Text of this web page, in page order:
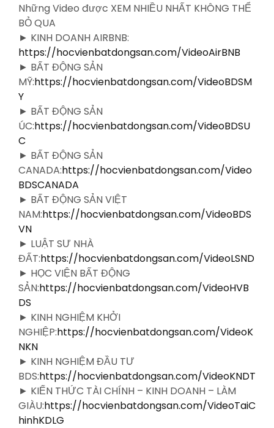
Những Video được XEM NHIỀU NHẤT KHÔNG THỂ
BỎ QUA
► KINH DOANH AIRBNB:
https://hocvienbatdongsan.com/VideoAirBNB
► BẤT ĐỘNG SẢN
MỸ:https://hocvienbatdongsan.com/VideoBDSM
Y
► BẤT ĐỘNG SẢN
ÚC:https://hocvienbatdongsan.com/VideoBDSU
C
► BẤT ĐỘNG SẢN
CANADA:https://hocvienbatdongsan.com/Video
BDSCANADA
► BẤT ĐỘNG SẢN VIỆT
NAM:https://hocvienbatdongsan.com/VideoBDS
VN
► LUẬT SƯ NHÀ
ĐẤT:https://hocvienbatdongsan.com/VideoLSND
► HỌC VIỆN BẤT ĐỘNG
SẢN:https://hocvienbatdongsan.com/VideoHVB
DS
► KINH NGHIỆM KHỞI
NGHIỆP:https://hocvienbatdongsan.com/VideoK
NKN
► KINH NGHIỆM ĐẦU TƯ
BDS:https://hocvienbatdongsan.com/VideoKNDT
► KIẾN THỨC TÀI CHÍNH – KINH DOANH – LÀM
GIÀU:https://hocvienbatdongsan.com/VideoTaiC
hinhKDLG